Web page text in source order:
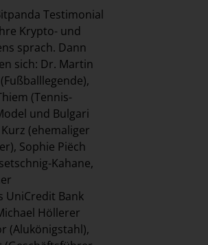
Testimonial
Krypto- und
sprach. Dann
sich: Dr. Martin
(Tennis-
und Bulgari
(ehemaliger
Sophie Piëch
Kahane,
UniCredit Bank
Höllerer
(Alukönigstahl),